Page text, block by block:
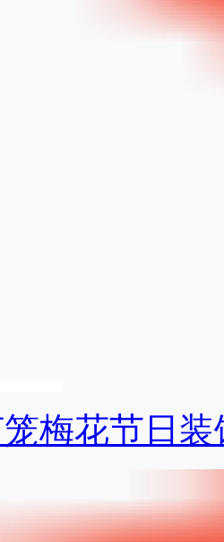
梅花节日